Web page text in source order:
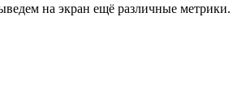
на экран ещё различные